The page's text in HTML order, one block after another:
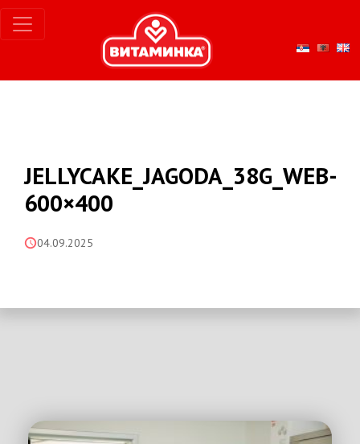
JELLYCAKE_JAGODA_38G_WEB-
600×400
04.09.2025